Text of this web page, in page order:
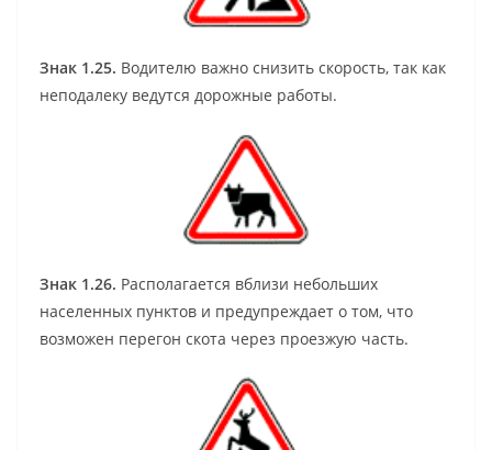
Знак 1.25. Водителю важно снизить скорость, так как
неподалеку ведутся дорожные работы.
Знак 1.26. Располагается вблизи небольших
населенных пунктов и предупреждает о том, что
возможен перегон скота через проезжую часть.